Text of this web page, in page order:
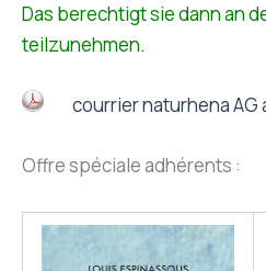
Das berechtigt sie dann an
teilzunehmen.
courrier naturhena AG
Offre spéciale adhérents :